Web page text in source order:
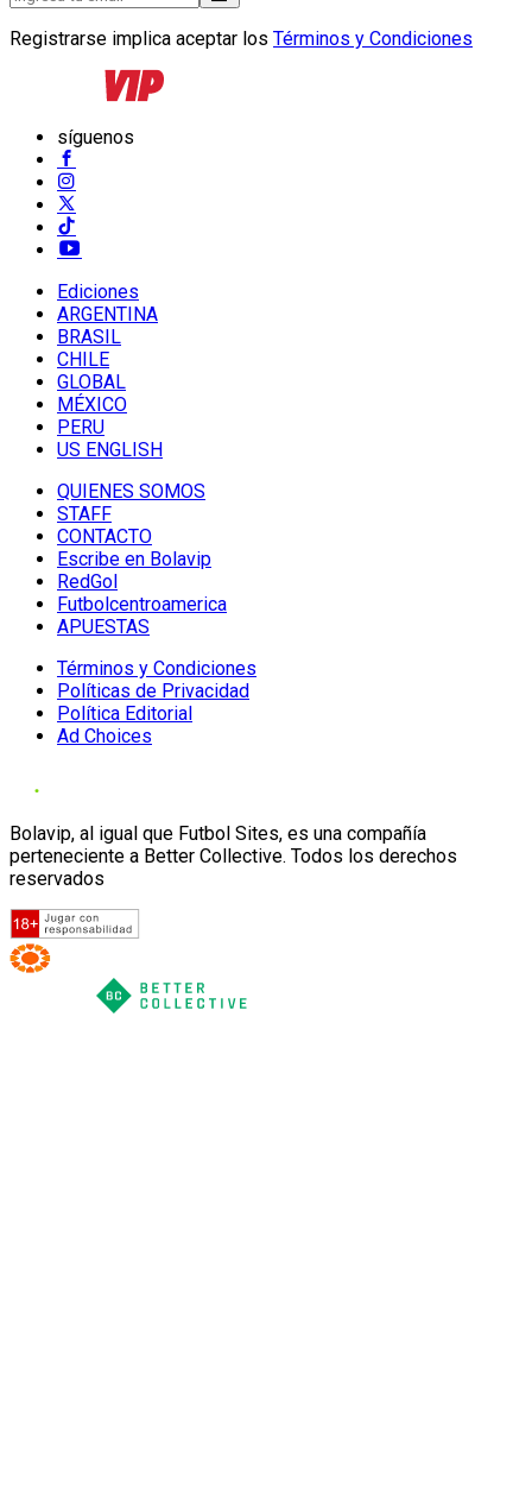
Registrarse implica aceptar los Términos y Condiciones
síguenos
Ediciones
ARGENTINA
BRASIL
CHILE
GLOBAL
MÉXICO
PERU
US ENGLISH
QUIENES SOMOS
STAFF
CONTACTO
Escribe en Bolavip
RedGol
Futbolcentroamerica
APUESTAS
Términos y Condiciones
Políticas de Privacidad
Política Editorial
Ad Choices
Bolavip, al igual que Futbol Sites, es una compañía
perteneciente a Better Collective. Todos los derechos
reservados